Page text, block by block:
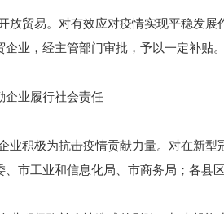
贸易。对有效应对疫情实现平稳发展
企业，经主管部门审批，予以一定补贴
业履行社会责任
积极为抗击疫情贡献力量。对在新型
、市工业和信息化局、市商务局；各县